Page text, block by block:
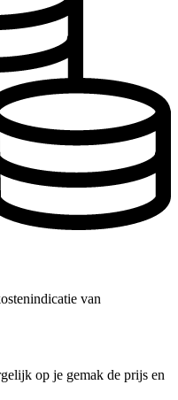
van
op je gemak de prijs en